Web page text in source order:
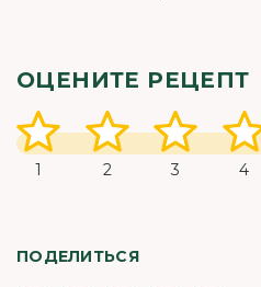
ОЦЕНИТЕ РЕЦЕПТ
1 2 3 4
ПОДЕЛИТЬСЯ